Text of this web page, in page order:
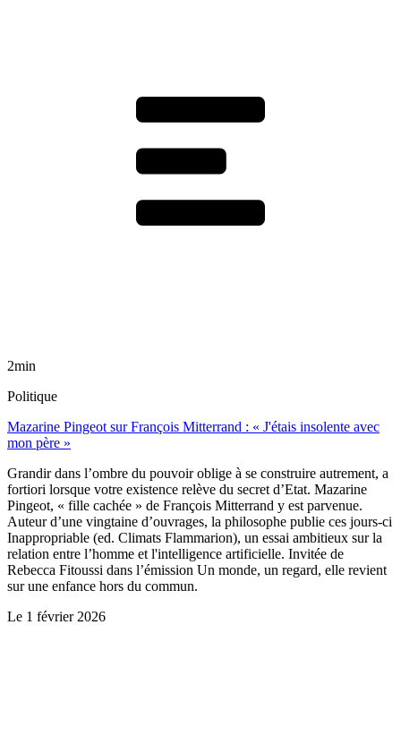
2min
Politique
Mazarine Pingeot sur François Mitterrand : « J'étais insolente avec
mon père »
Grandir dans l’ombre du pouvoir oblige à se construire autrement, a
fortiori lorsque votre existence relève du secret d’Etat. Mazarine
Pingeot, « fille cachée » de François Mitterrand y est parvenue.
Auteur d’une vingtaine d’ouvrages, la philosophe publie ces jours-ci
Inappropriable (ed. Climats Flammarion), un essai ambitieux sur la
relation entre l’homme et l'intelligence artificielle. Invitée de
Rebecca Fitoussi dans l’émission Un monde, un regard, elle revient
sur une enfance hors du commun.
Le 1 février 2026